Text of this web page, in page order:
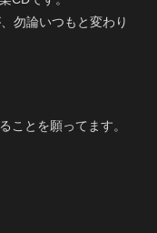
勿論いつもと変わり
ことを願ってます。